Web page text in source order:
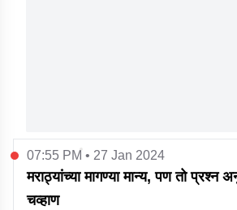
07:55 PM • 27 Jan 2024
मराठ्यांच्या मागण्या मान्य, पण तो प्रश्न
चव्हाण